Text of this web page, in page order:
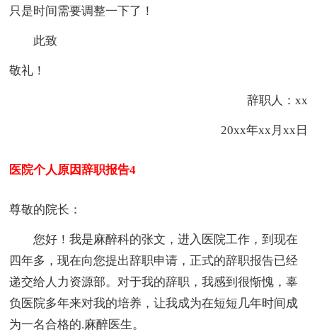
只是时间需要调整一下了！
此致
敬礼！
辞职人：xx
20xx年xx月xx日
医院个人原因辞职报告4
尊敬的院长：
您好！我是麻醉科的张文，进入医院工作，到现在
四年多，现在向您提出辞职申请，正式的辞职报告已经
递交给人力资源部。对于我的辞职，我感到很惭愧，辜
负医院多年来对我的培养，让我成为在短短几年时间成
为一名合格的.麻醉医生。